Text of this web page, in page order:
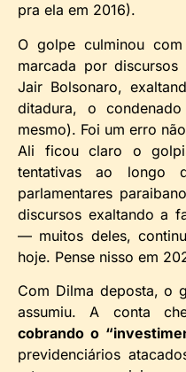
pra ela em 2016).
O golpe culminou
marcada por
Jair Bolsonaro,
ditadura, o
mesmo). Foi um erro
Ali ficou claro o
tentativas ao longo
parlamentares
discursos exaltando a
— muitos deles,
hoje. Pense nisso em
Com Dilma deposta, o
assumiu. A conta
cobrando o
previdenciários